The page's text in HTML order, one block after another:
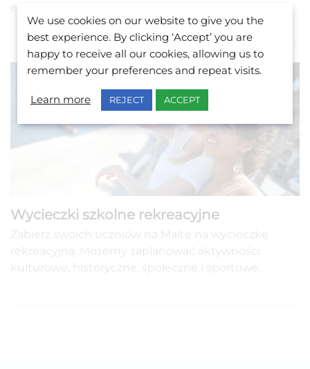
edukacyjnych.
Wycieczki szkolne rekreacyjne
Zabierz swoich uczniów na Maltę na wycieczkę
rekreacyjną. Możemy zaplanować aktywności
kulturowe, historyczne, społeczne i sportowe.
We use cookies on our website to give you the
best experience. By clicking ‘Accept’ you are
happy to receive all our cookies, allowing us to
remember your preferences and repeat visits.
Learn more REJECT ACCEPT